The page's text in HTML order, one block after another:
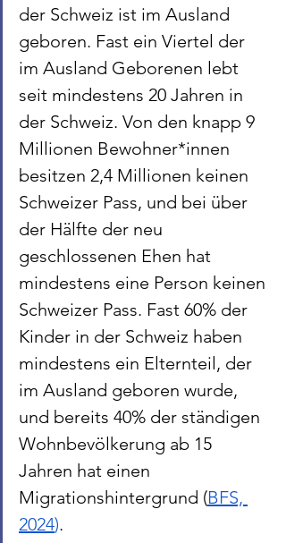
der Schweiz ist im Ausland
geboren. Fast ein Viertel der
im Ausland Geborenen lebt
seit mindestens 20 Jahren in
der Schweiz. Von den knapp 9
Millionen Bewohner*innen
besitzen 2,4 Millionen keinen
Schweizer Pass, und bei über
der Hälfte der neu
geschlossenen Ehen hat
mindestens eine Person keinen
Schweizer Pass. Fast 60% der
Kinder in der Schweiz haben
mindestens ein Elternteil, der
im Ausland geboren wurde,
und bereits 40% der ständigen
Wohnbevölkerung ab 15
Jahren hat einen
Migrationshintergrund (BFS,
2024).